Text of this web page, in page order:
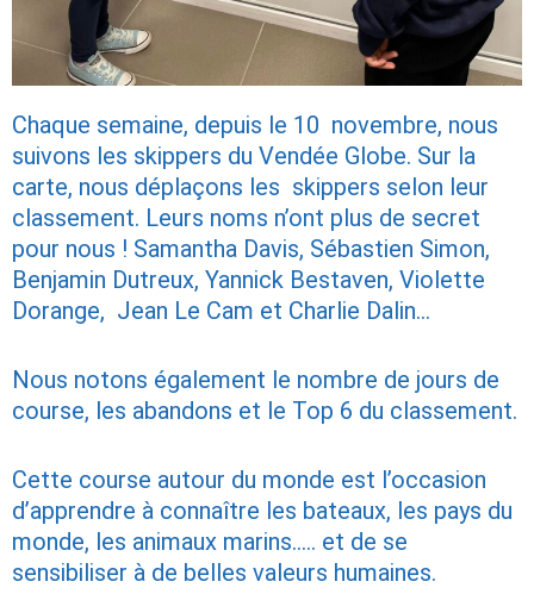
Chaque semaine, depuis le 10 novembre, nous
suivons les skippers du Vendée Globe. Sur la
carte, nous déplaçons les skippers selon leur
classement. Leurs noms n’ont plus de secret
pour nous ! Samantha Davis, Sébastien Simon,
Benjamin Dutreux, Yannick Bestaven, Violette
Dorange, Jean Le Cam et Charlie Dalin…
Nous notons également le nombre de jours de
course, les abandons et le Top 6 du classement.
Cette course autour du monde est l’occasion
d’apprendre à connaître les bateaux, les pays du
monde, les animaux marins….. et de se
sensibiliser à de belles valeurs humaines.